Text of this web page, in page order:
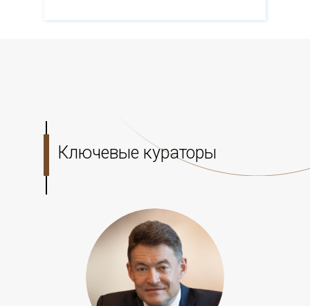
Ключевые кураторы